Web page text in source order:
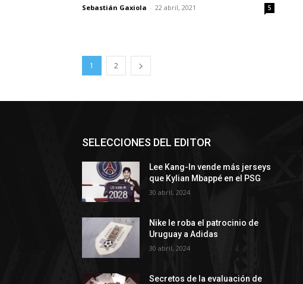
Sebastián Gaxiola - 22 abril, 2021 5
1 2
SELECCIONES DEL EDITOR
Lee Kang-In vende más jerseys
que Kylian Mbappé en el PSG
30 abril, 2024
Nike le roba el patrocinio de
Uruguay a Adidas
30 abril, 2024
Secretos de la evaluación de